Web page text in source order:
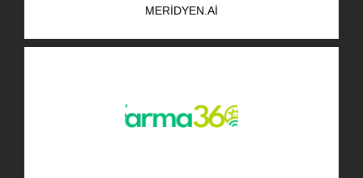
AR-GE Portal
EN
MERIDYEN.AI